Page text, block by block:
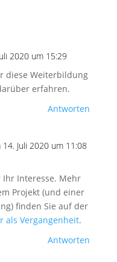
2020 um 15:29
diese Weiterbildung
erfahren.
Antworten
14. Juli 2020 um 11:08
Interesse. Mehr
Projekt (und einer
finden Sie auf der
als Vergangenheit.
Antworten